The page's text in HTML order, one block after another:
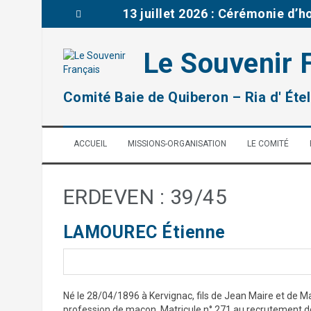
13 juillet 2026 : Cérémonie
03 juillet : Journée
remise prix à la classe de CM2
14 juillet 2026 : Cérémonie
Le Souvenir
Comité Baie de Quiberon – Ria d' Étel
ACCUEIL MISSIONS-ORGANISATION LE COMITÉ
ERDEVEN : 39/45
LAMOUREC Étienne
Né le 28/04/1896 à Kervignac, fils de Jean Maire et de